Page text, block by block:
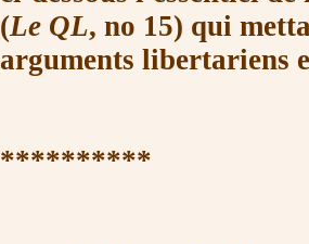
(Le QL, no 15) qui
arguments libertariens
**********